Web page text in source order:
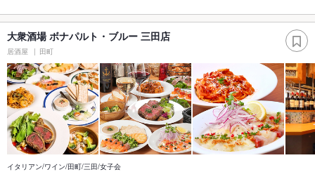
大衆酒場 ボナパルト・ブルー 三田店
居酒屋 田町
イタリアン/ワイン/田町/三田/女子会